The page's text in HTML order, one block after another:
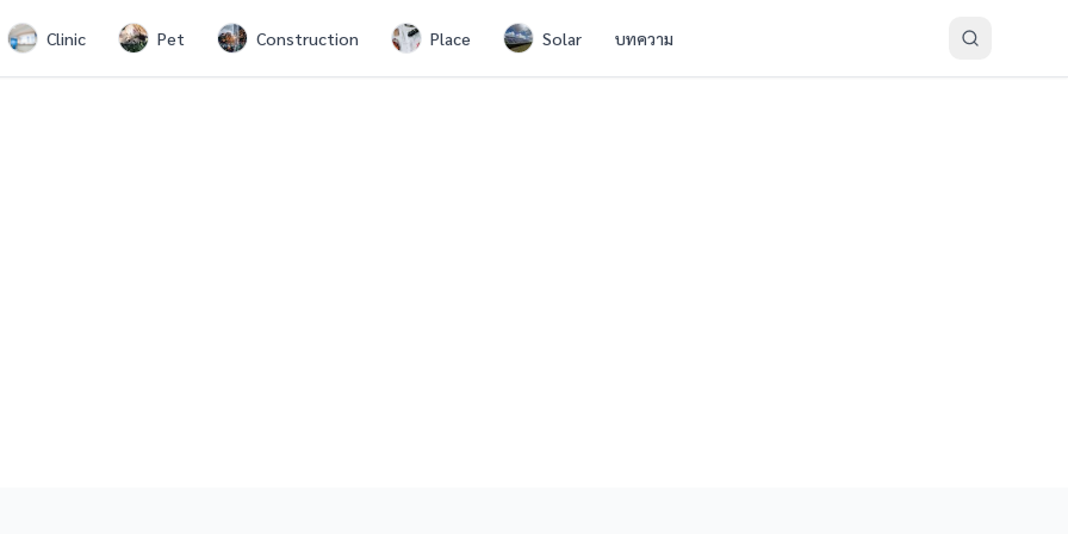
Clinic Pet Construction Place Solar บทความ